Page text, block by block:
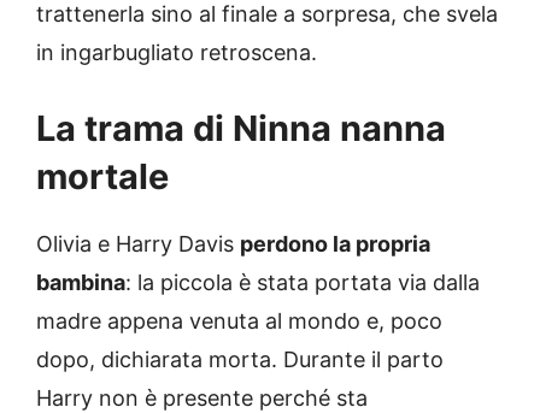
trattenerla sino al finale a sorpresa, che svela
in ingarbugliato retroscena.
La trama di Ninna nanna
mortale
Olivia e Harry Davis perdono la propria
bambina: la piccola è stata portata via dalla
madre appena venuta al mondo e, poco
dopo, dichiarata morta. Durante il parto
Harry non è presente perché sta